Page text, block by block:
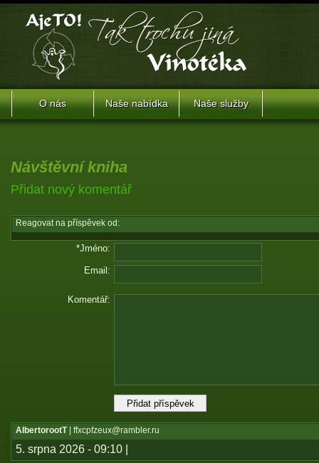
O nás Naše nabídka Naše služby
Návštěvní kniha
Přidat nový komentář
Reagovat na příspěvek od:
*Jméno:
Email:
Komentář:
AlbertorootT| ffxcpfzeux@rambler.ru
5. srpna 2026 - 09:10 |